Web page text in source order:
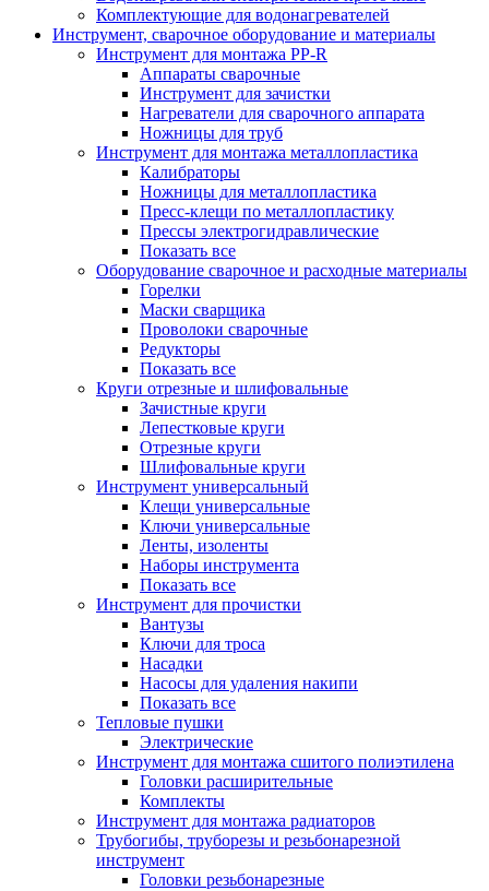
Комплектующие для водонагревателей
Инструмент, сварочное оборудование и материалы
Инструмент для монтажа PP-R
Аппараты сварочные
Инструмент для зачистки
Нагреватели для сварочного аппарата
Ножницы для труб
Инструмент для монтажа металлопластика
Калибраторы
Ножницы для металлопластика
Пресс-клещи по металлопластику
Прессы электрогидравлические
Показать все
Оборудование сварочное и расходные материалы
Горелки
Маски сварщика
Проволоки сварочные
Редукторы
Показать все
Круги отрезные и шлифовальные
Зачистные круги
Лепестковые круги
Отрезные круги
Шлифовальные круги
Инструмент универсальный
Клещи универсальные
Ключи универсальные
Ленты, изоленты
Наборы инструмента
Показать все
Инструмент для прочистки
Вантузы
Ключи для троса
Насадки
Насосы для удаления накипи
Показать все
Тепловые пушки
Электрические
Инструмент для монтажа сшитого полиэтилена
Головки расширительные
Комплекты
Инструмент для монтажа радиаторов
Трубогибы, труборезы и резьбонарезной
инструмент
Головки резьбонарезные